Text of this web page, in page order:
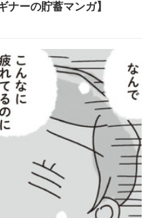
ーの貯蓄マンガ】